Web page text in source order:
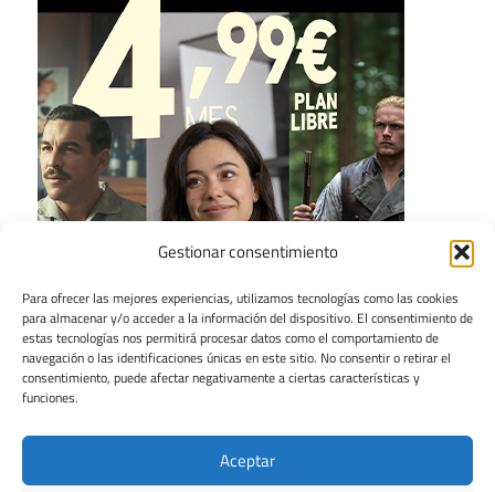
Gestionar consentimiento
Para ofrecer las mejores experiencias, utilizamos tecnologías como las cookies
para almacenar y/o acceder a la información del dispositivo. El consentimiento de
estas tecnologías nos permitirá procesar datos como el comportamiento de
navegación o las identificaciones únicas en este sitio. No consentir o retirar el
consentimiento, puede afectar negativamente a ciertas características y
funciones.
Aceptar